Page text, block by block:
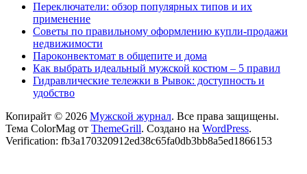
Переключатели: обзор популярных типов и их
применение
Советы по правильному оформлению купли-продажи
недвижимости
Пароконвектомат в общепите и дома
Как выбрать идеальный мужской костюм – 5 правил
Гидравлические тележки в Рывок: доступность и
удобство
Копирайт © 2026 Мужской журнал. Все права защищены.
Тема ColorMag от ThemeGrill. Создано на WordPress.
Verification: fb3a170320912ed38c65fa0db3bb8a5ed1866153